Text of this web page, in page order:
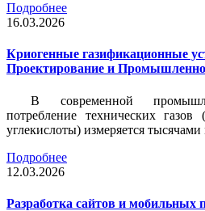
Подробнее
16.03.2026
Криогенные газификационные
Проектирование и
В современной
потребление технических газов
углекислоты) измеряется
Подробнее
12.03.2026
Разработка сайтов и мобильных